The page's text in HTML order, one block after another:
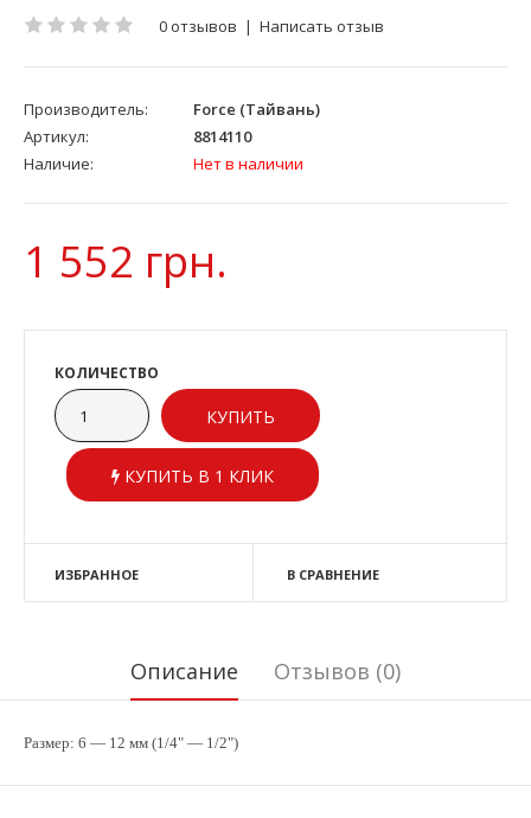
0 отзывов | Написать отзыв
Производитель:
Force (Тайвань)
Артикул:
8814110
Наличие:
Нет в наличии
1 552 грн.
КОЛИЧЕСТВО
КУПИТЬ В 1 КЛИК
ИЗБРАННОЕ В СРАВНЕНИЕ
Описание Отзывов (0)
Размер: 6 — 12 мм (1/4" — 1/2")